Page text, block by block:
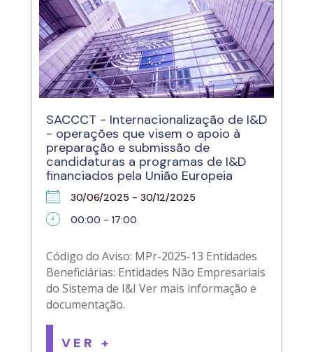
SACCCT - Internacionalização de I&D
- operações que visem o apoio à
preparação e submissão de
candidaturas a programas de I&D
financiados pela União Europeia
30/06/2025 - 30/12/2025
00:00 - 17:00
Código do Aviso: MPr-2025-13 Entidades
Beneficiárias: Entidades Não Empresariais
do Sistema de I&I Ver mais informação e
documentação.
VER +